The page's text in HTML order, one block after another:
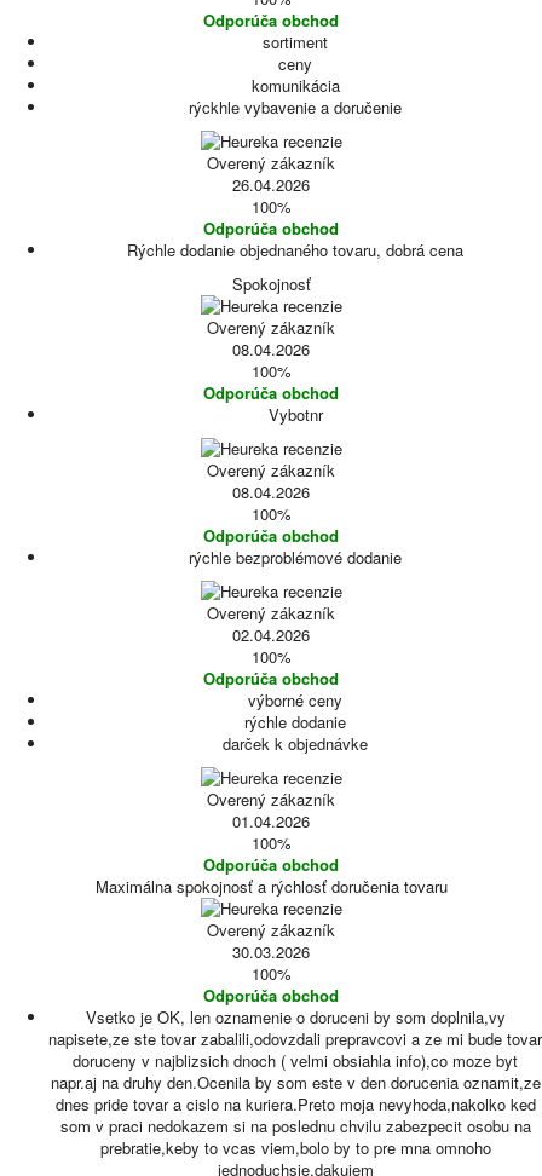
Odporúča obchod
sortiment
ceny
komunikácia
rýckhle vybavenie a doručenie
Overený zákazník
26.04.2026
100%
Odporúča obchod
Rýchle dodanie objednaného tovaru, dobrá cena
Spokojnosť
Overený zákazník
08.04.2026
100%
Odporúča obchod
Vybotnr
Overený zákazník
08.04.2026
100%
Odporúča obchod
rýchle bezproblémové dodanie
Overený zákazník
02.04.2026
100%
Odporúča obchod
výborné ceny
rýchle dodanie
darček k objednávke
Overený zákazník
01.04.2026
100%
Odporúča obchod
Maximálna spokojnosť a rýchlosť doručenia tovaru
Overený zákazník
30.03.2026
100%
Odporúča obchod
Vsetko je OK, len oznamenie o doruceni by som doplnila,vy
napisete,ze ste tovar zabalili,odovzdali prepravcovi a ze mi bude tovar
doruceny v najblizsich dnoch ( velmi obsiahla info),co moze byt
napr.aj na druhy den.Ocenila by som este v den dorucenia oznamit,ze
dnes pride tovar a cislo na kuriera.Preto moja nevyhoda,nakolko ked
som v praci nedokazem si na poslednu chvilu zabezpecit osobu na
prebratie,keby to vcas viem,bolo by to pre mna omnoho
jednoduchsie,dakujem